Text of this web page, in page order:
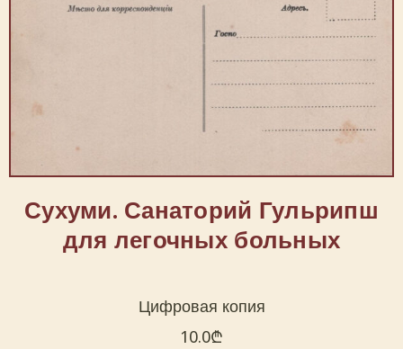
Сухуми. Санаторий Гульрипш
для легочных больных
Цифровая копия
10.0₾